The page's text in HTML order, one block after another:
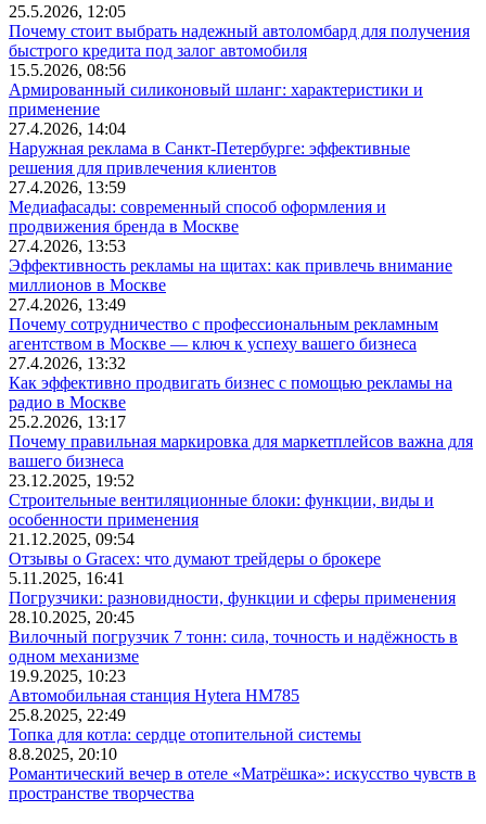
25.5.2026, 12:05
Почему стоит выбрать надежный автоломбард для получения
быстрого кредита под залог автомобиля
15.5.2026, 08:56
Армированный силиконовый шланг: характеристики и
применение
27.4.2026, 14:04
Наружная реклама в Санкт-Петербурге: эффективные
решения для привлечения клиентов
27.4.2026, 13:59
Медиафасады: современный способ оформления и
продвижения бренда в Москве
27.4.2026, 13:53
Эффективность рекламы на щитах: как привлечь внимание
миллионов в Москве
27.4.2026, 13:49
Почему сотрудничество с профессиональным рекламным
агентством в Москве — ключ к успеху вашего бизнеса
27.4.2026, 13:32
Как эффективно продвигать бизнес с помощью рекламы на
радио в Москве
25.2.2026, 13:17
Почему правильная маркировка для маркетплейсов важна для
вашего бизнеса
23.12.2025, 19:52
Строительные вентиляционные блоки: функции, виды и
особенности применения
21.12.2025, 09:54
Отзывы о Gracex: что думают трейдеры о брокере
5.11.2025, 16:41
Погрузчики: разновидности, функции и сферы применения
28.10.2025, 20:45
Вилочный погрузчик 7 тонн: сила, точность и надёжность в
одном механизме
19.9.2025, 10:23
Автомобильная станция Hytera HM785
25.8.2025, 22:49
Топка для котла: сердце отопительной системы
8.8.2025, 20:10
Романтический вечер в отеле «Матрёшка»: искусство чувств в
пространстве творчества